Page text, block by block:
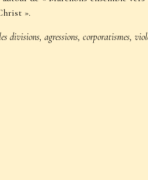
».
agressions, corporatismes,